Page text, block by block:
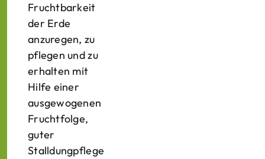
Fruchtbarkeit
der Erde
anzuregen, zu
pflegen und zu
erhalten mit
Hilfe einer
ausgewogenen
Fruchtfolge,
guter
Stalldungpflege